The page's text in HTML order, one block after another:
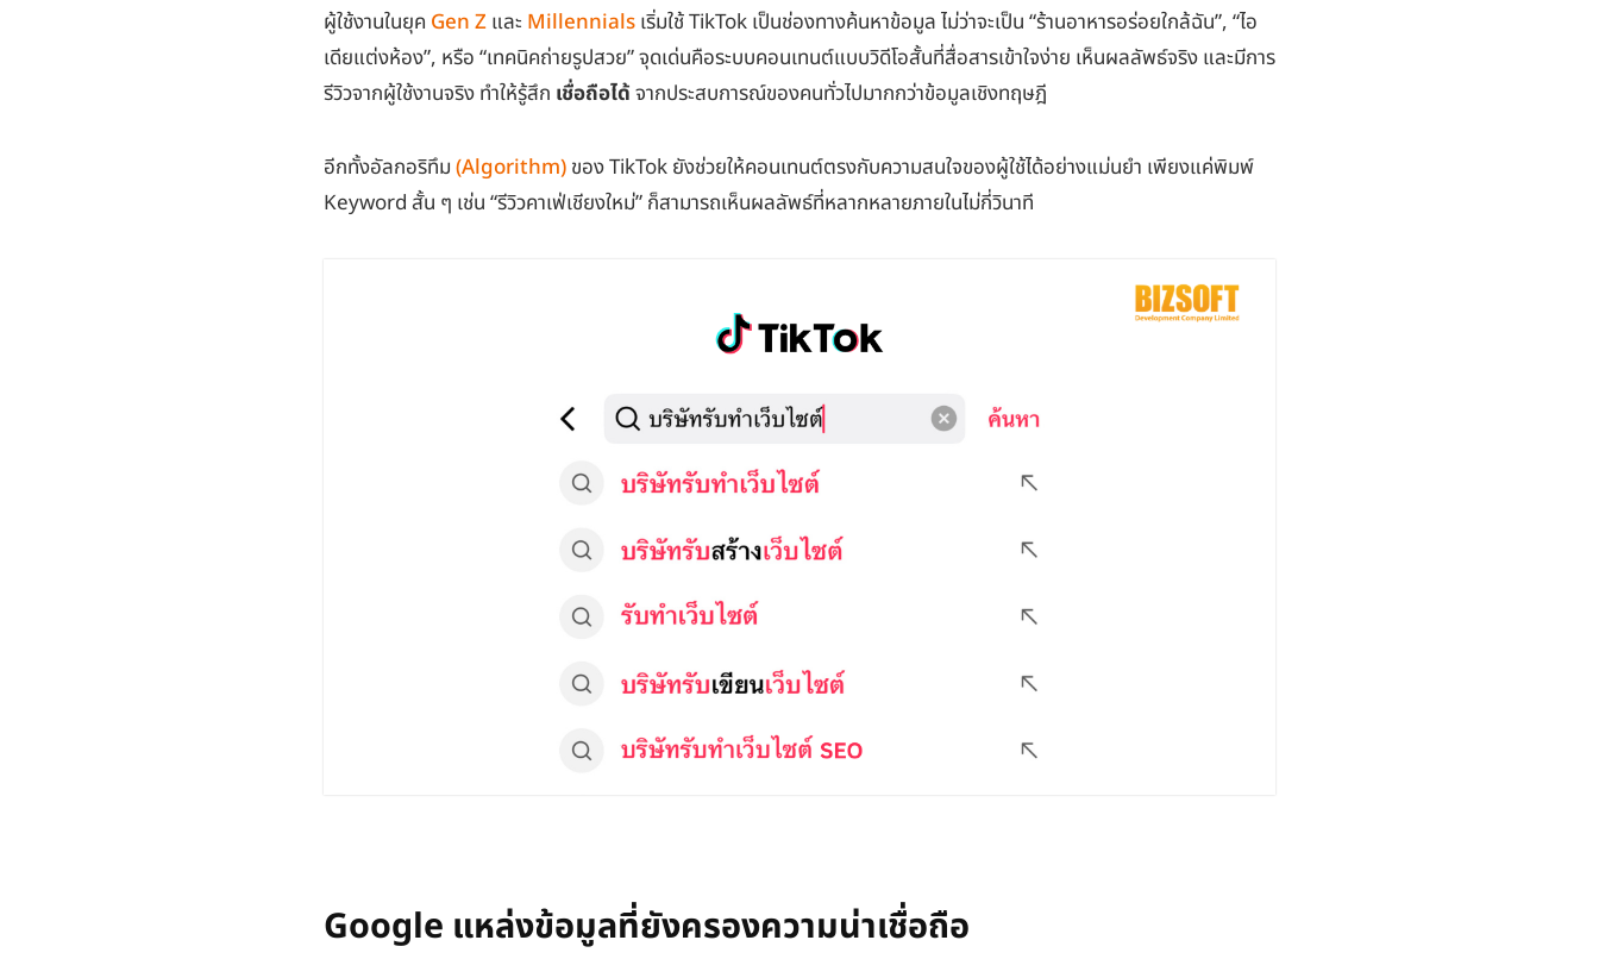
ผู้ใช้งานในยุค Gen Zและ Millennialsเริ่มใช้ TikTok เป็นช่องทางค้นหาข้อมูล ไม่ว่าจะเป็น “ร้านอาหารอร่อยใกล้ฉัน”, “ไอ
เดียแต่งห้อง”, หรือ “เทคนิคถ่ายรูปสวย” จุดเด่นคือระบบคอนเทนต์แบบวิดีโอสั้นที่สื่อสารเข้าใจง่าย เห็นผลลัพธ์จริง และมีการ
รีวิวจากผู้ใช้งานจริง ทำให้รู้สึก เชื่อถือได้จากประสบการณ์ของคนทั่วไปมากกว่าข้อมูลเชิงทฤษฎี
อีกทั้งอัลกอริทึม(Algorithm)ของ TikTok ยังช่วยให้คอนเทนต์ตรงกับความสนใจของผู้ใช้ได้อย่างแม่นยำ เพียงแค่พิมพ์
Keyword สั้น ๆ เช่น “รีวิวคาเฟ่เชียงใหม่” ก็สามารถเห็นผลลัพธ์ที่หลากหลายภายในไม่กี่วินาที
Google แหล่งข้อมูลที่ยังครองความน่าเชื่อถือ